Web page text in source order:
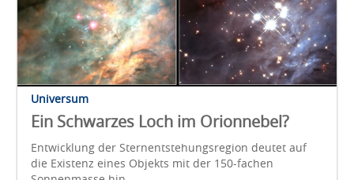
Universum
Ein Schwarzes Loch im Orionnebel?
Entwicklung der Sternentstehungsregion deutet auf
die Existenz eines Objekts mit der 150-fachen